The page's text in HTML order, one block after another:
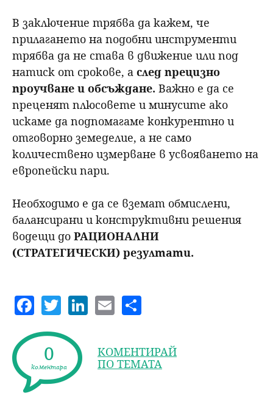
В заключение трябва да кажем, че
прилагането на подобни инструменти
трябва да не става в движение или под
натиск от срокове, а след прецизно
проучване и обсъждане. Важно е да се
преценят плюсовете и минусите ако
искаме да подпомагаме конкурентно и
отговорно земеделие, а не само
количествено измерване в усвояването на
европейски пари.
Необходимо е да се вземат обмислени,
балансирани и конструктивни решения
водещи до РАЦИОНАЛНИ
(СТРАТЕГИЧЕСКИ) резултати.
F
a
c
e
b
T
w
itt
er
Li
n
k
e
E
m
ai
l
a
re
0
коментара
КОМЕНТИРАЙ
ПО ТЕМАТА